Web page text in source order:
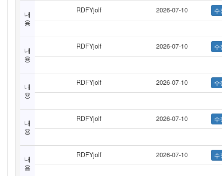
내
용
RDFYjolf 2026-07-10
내
용
RDFYjolf 2026-07-10
내
용
RDFYjolf 2026-07-10
내
용
RDFYjolf 2026-07-10
내
용
RDFYjolf 2026-07-10